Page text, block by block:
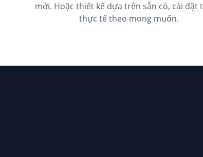
mới. Hoặc thiết kế dựa trên sẵn có, cài đặt
thực tế theo mong muốn.